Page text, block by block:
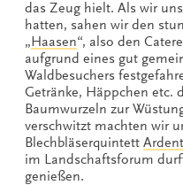
das Zeug hielt. Als wir
hatten, sahen wir den
„Haasen“, also den
aufgrund eines gut
Waldbesuchers
Getränke, Häppchen etc.
Baumwurzeln zur
verschwitzt machten wir
Blechbläserquintett
im Landschaftsforum
genießen.